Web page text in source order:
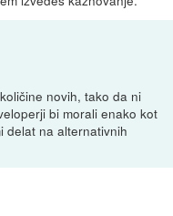
novih, tako da ni
bi morali enako kot
delat na alternativnih